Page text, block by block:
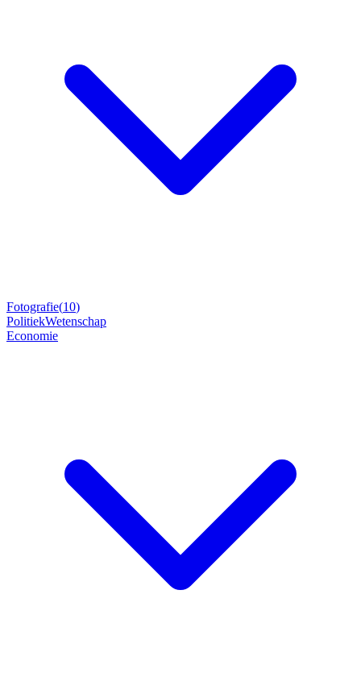
Fotografie(10)
PolitiekWetenschap
Economie